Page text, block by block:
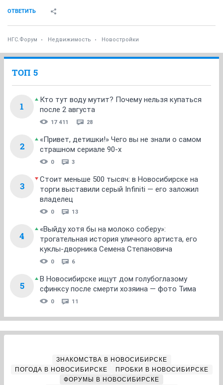
ОТВЕТИТЬ
НГС.Форум Недвижимость Новостройки
ТОП 5
1
Кто тут воду мутит? Почему нельзя купаться
после 2 августа
17 411 28
2
«Привет, детишки!» Чего вы не знали о самом
страшном сериале 90-х
0 3
3
Стоит меньше 500 тысяч: в Новосибирске на
торги выставили серый Infiniti — его заложил
владелец
0 13
4
«Выйду хотя бы на молоко соберу»:
трогательная история уличного артиста, его
куклы-дворника Семена Степановича
0 6
5
В Новосибирске ищут дом голубоглазому
сфинксу после смерти хозяина — фото Тима
0 11
ЗНАКОМСТВА В НОВОСИБИРСКЕ
ПОГОДА В НОВОСИБИРСКЕ
ПРОБКИ В НОВОСИБИРСКЕ
ФОРУМЫ В НОВОСИБИРСКЕ